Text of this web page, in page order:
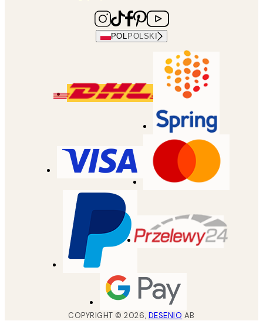
POL POLSKI
COPYRIGHT ©2026, DESENIO AB